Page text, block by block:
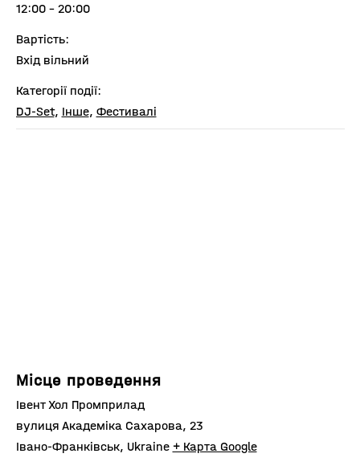
12:00 - 20:00
Вартість:
Вхід вільний
Категорії події:
DJ-Set, Інше, Фестивалі
Місце проведення
Івент Хол Промприлад
вулиця Академіка Сахарова, 23
Івано-Франківськ, Ukraine + Карта Google